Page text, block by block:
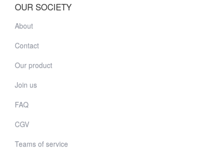
OUR SOCIETY
About
Contact
Our product
Join us
FAQ
CGV
Teams of service